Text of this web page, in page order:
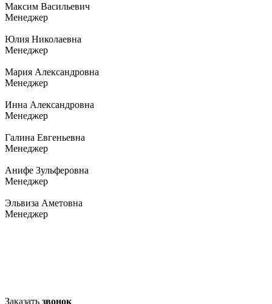
Максим Васильевич
Менеджер
Юлия Николаевна
Менеджер
Мария Александровна
Менеджер
Инна Александровна
Менеджер
Галина Евгеньевна
Менеджер
Анифе Зульферовна
Менеджер
Эльвиза Аметовна
Менеджер
Заказать звонок